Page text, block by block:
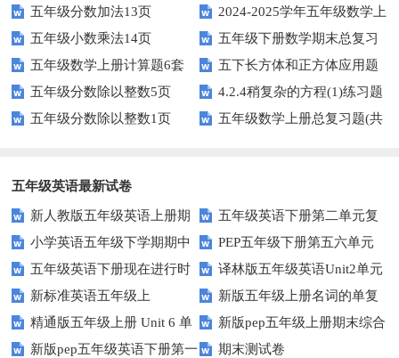
五年级分数加法13页
2024-2025学年五年级数学上
册期末素养测评卷（考试版A4
人教版）
五年级小数乘法14页
五年级下册数学期末总复习
题——选择题专项练习
五年级数学上册计算题6套
五下长方体和正方体应用题
专项训练
五年级分数除以整数5页
4.2.4稍复杂的方程(1)练习题
及答案
五年级分数除以整数1页
五年级数学上册总复习题(共
五年级英语最新试卷
新人教版五年级英语上册期
中词汇复习Unit1-Unit3
五年级英语下册第二单元复
习卷
小学英语五年级下学期期中
书写及单词识记测试卷
PEP五年级下册第五六单元
练习题
五年级英语下册现在进行时
练习题
译林版五年级英语Unit2单元
测试卷
新标准英语五年级上
module2复习题
新版五年级上册名词的单复
数形式复习题
精通版五年级上册 Unit 6 单
元测试
新版pep五年级上册期末综合
测试卷
新版pep五年级英语下册第一 期末测试卷